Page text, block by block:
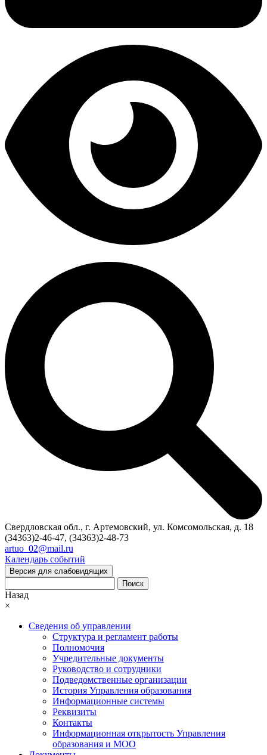
Свердловская обл., г. Артемовский, ул. Комсомольская, д. 18
(34363)2-46-47, (34363)2-48-73
artuo_02@mail.ru
Календарь событий
Версия для слабовидящих
Поиск
Назад
×
Сведения об управлении
Структура и регламент работы
Полномочия
Учредительные документы
Руководство и сотрудники
Подведомственные организации
История Управления образования
Информационные системы
Реквизиты
Контакты
Информационная открытость Управления
образования и МОО